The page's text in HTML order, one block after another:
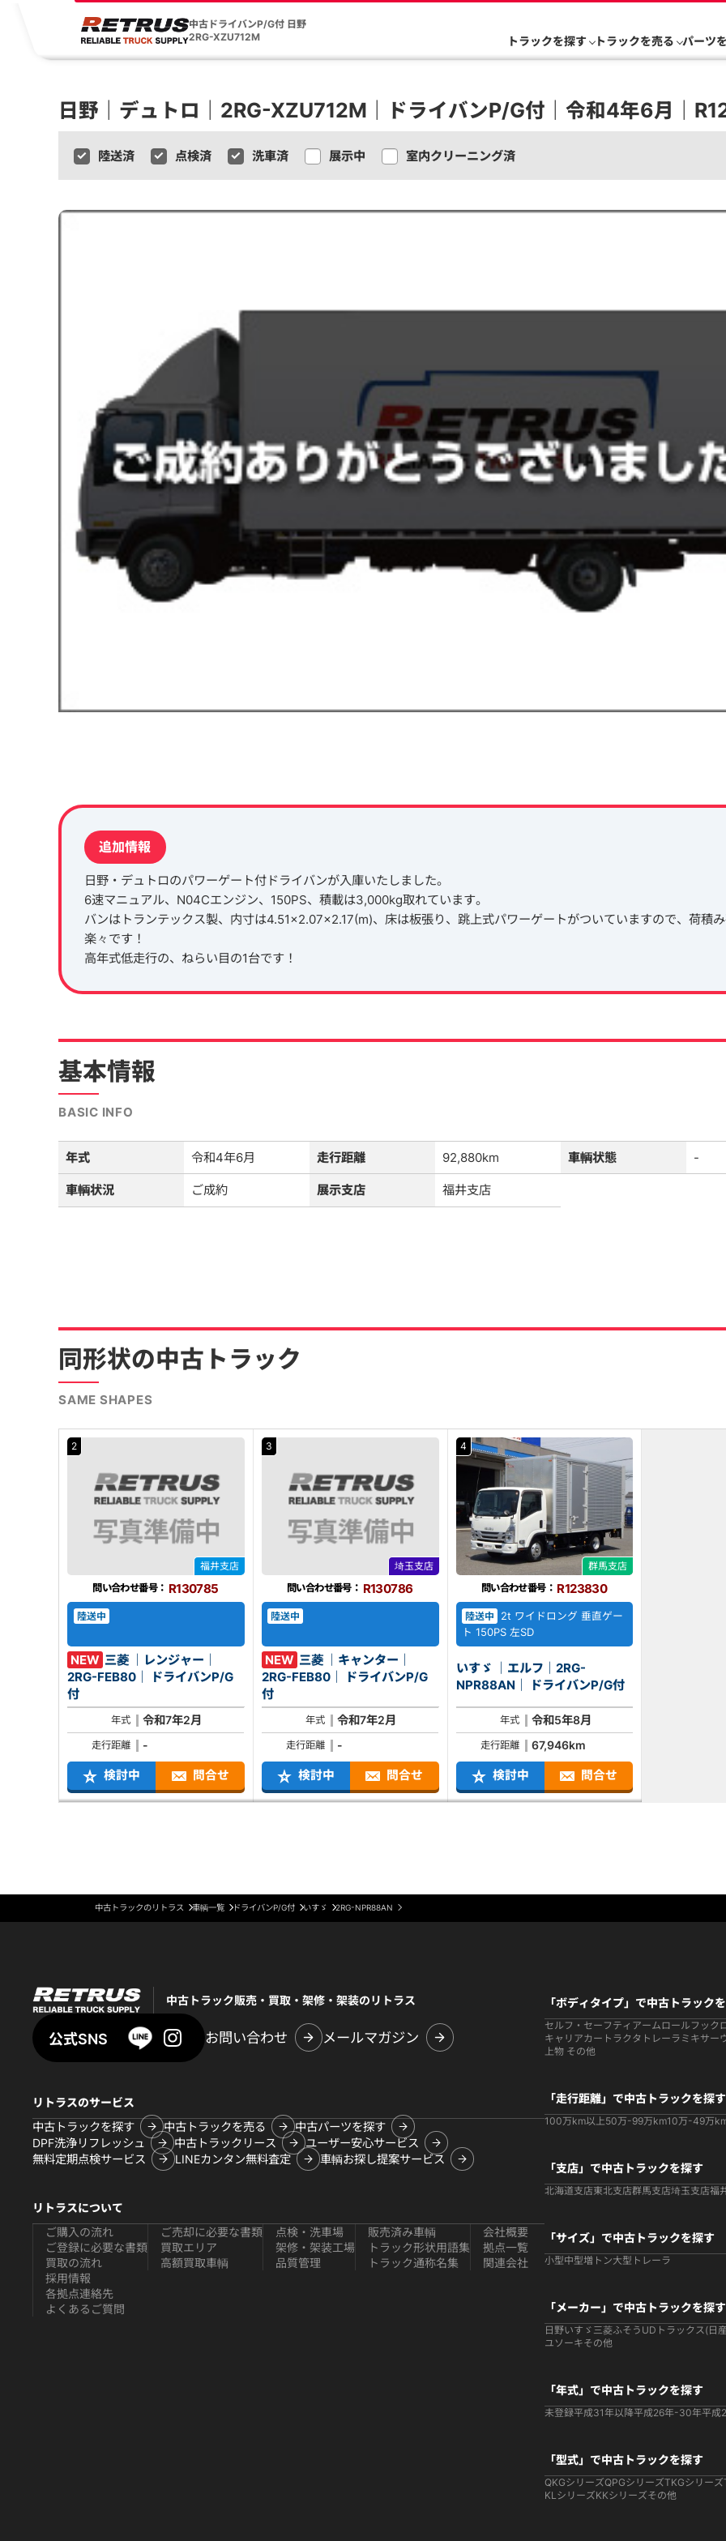
中古ドライバンP/G付 日野
2RG-XZU712M
トラックを探す トラックを売る パーツ
日野｜デュトロ｜2RG-XZU712M｜ドライバンP/G付｜令和4年6月｜
陸送済 点検済 洗車済 展示中 室内クリーニング済
追加情報
日野・デュトロのパワーゲート付ドライバンが入庫いたしました。
6速マニュアル、N04Cエンジン、150PS、積載は3,000kg取れています。
バンはトランテックス製、内寸は4.51×2.07×2.17(m)、床は板張り、跳上式パワーゲートがついていますので、荷積
楽々です！
高年式低走行の、ねらい目の1台です！
基本情報
BASIC INFO
年式 令和4年6月 走行距離 92,880km 車輌状態 -
車輌状況 ご成約 展示支店 福井支店
同形状の中古トラック
SAME SHAPES
2
福井支店
問い合わせ番号： R130785
陸送中
NEW 三菱 ｜レンジャー｜
2RG-FEB80｜ ドライバンP/G
付
年式 令和7年2月
走行距離 -
検討中 問合せ
3
埼玉支店
問い合わせ番号： R130786
陸送中
NEW 三菱 ｜キャンター｜
2RG-FEB80｜ ドライバンP/G
付
年式 令和7年2月
走行距離 -
検討中 問合せ
4
群馬支店
問い合わせ番号： R123830
陸送中
2t ワイドロング 垂直ゲー
ト 150PS 左SD
いすゞ ｜エルフ｜2RG-
NPR88AN｜ ドライバンP/G付
年式 令和5年8月
走行距離 67,946km
検討中 問合せ
中古トラックのリトラス 車輌一覧 ドライバンP/G付 いすゞ 2RG-NPR88AN
中古トラック販売・買取・架修・架装のリトラス
公式SNS お問い合わせ メールマガジン
リトラスのサービス
中古トラックを探す
中古トラックを売る
中古パーツを探す
DPF洗浄リフレッシュ
中古トラックリース
ユーザー安心サービス
無料定期点検サービス
LINEカンタン無料査定 車輌お探し提案サービス
リトラスについて
ご購入の流れ
ご登録に必要な書類
買取の流れ
ご売却に必要な書類
買取エリア
高額買取車輌
点検・洗車場
架修・架装工場
品質管理
販売済み車輌
トラック形状用語集
トラック通称名集
会社概要
拠点一覧
関連会社
採用情報
各拠点連絡先
よくあるご質問
「ボディタイプ」で中古トラック
セルフ・セーフティ アームロールフック
キャリアカー トラクタ トレーラ ミキサー
上物 その他
「走行距離」で中古トラックを探す
100万km以上50万-99万km10万-49万
「支店」で中古トラックを探す
北海道支店東北支店群馬支店埼玉支店福
「サイズ」で中古トラックを探す
小型中型増トン大型 トレーラ
「メーカー」で中古トラックを探す
日野いすゞ 三菱ふそう UDトラックス(日
ユソーキその他
「年式」で中古トラックを探す
未登録平成31年以降平成26年-30年平成
「型式」で中古トラックを探す
QKGシリーズQPGシリーズTKGシリーズ
KLシリーズKKシリーズその他